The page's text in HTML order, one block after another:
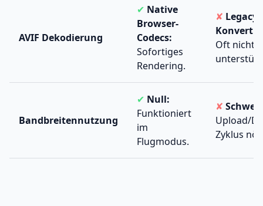
AVIF Dekodierung
✔ Native
Browser-
Codecs:
Sofortiges
Rendering.
✘ Legacy
Oft nicht
Bandbreitennutzung
✔ Null:
Funktioniert
im
Flugmodus.
✘
Upload/
Zyklus